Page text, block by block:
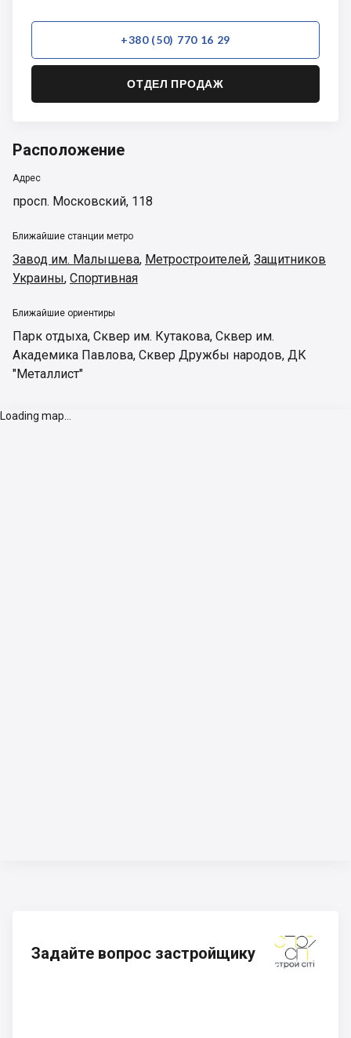
+380 (50) 770 16 29
ОТДЕЛ ПРОДАЖ
Расположение
Адрес
просп. Московский, 118
Ближайшие станции метро
Завод им. Малышева, Метростроителей, Защитников
Украины, Спортивная
Ближайшие ориентиры
Парк отдыха, Сквер им. Кутакова, Сквер им.
Академика Павлова, Сквер Дружбы народов, ДК
"Металлист"
Loading map...
Задайте вопрос застройщику